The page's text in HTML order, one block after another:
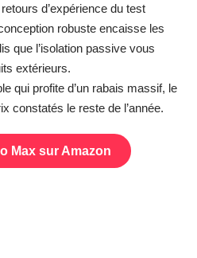
d’expérience du test
robuste encaisse les
que l’isolation passive vous
extérieurs.
qui profite d’un rabais massif, le
constatés le reste de l’année.
Max sur Amazon